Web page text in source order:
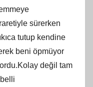
sürerken
tutup kendine
beni öpmüyor
değil tam